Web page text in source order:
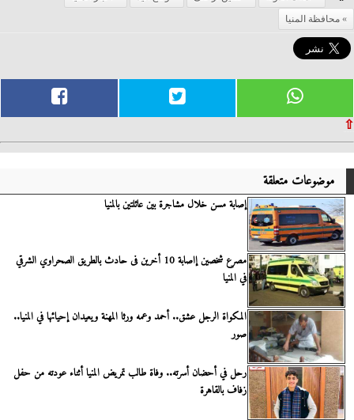
محافظة المنيا
⇧
موضوعات متعلقة
إصابة مسن خلال مشاجرة بين عائلتين بالمنيا
مصرع شخصين إاصابة 10 أخرين فى حادث بالطريق الصحراوي الشرقي
في المنيا
المكواة الرجل عشق.. أحمد وعمه ورثا المهنة ويعيدان إحيائها في المنيا..
صور
رحل في أحضان أسرته.. وفاة طالب تمريض المنيا أثناء عودته من حفل
زفاف بالقاهرة